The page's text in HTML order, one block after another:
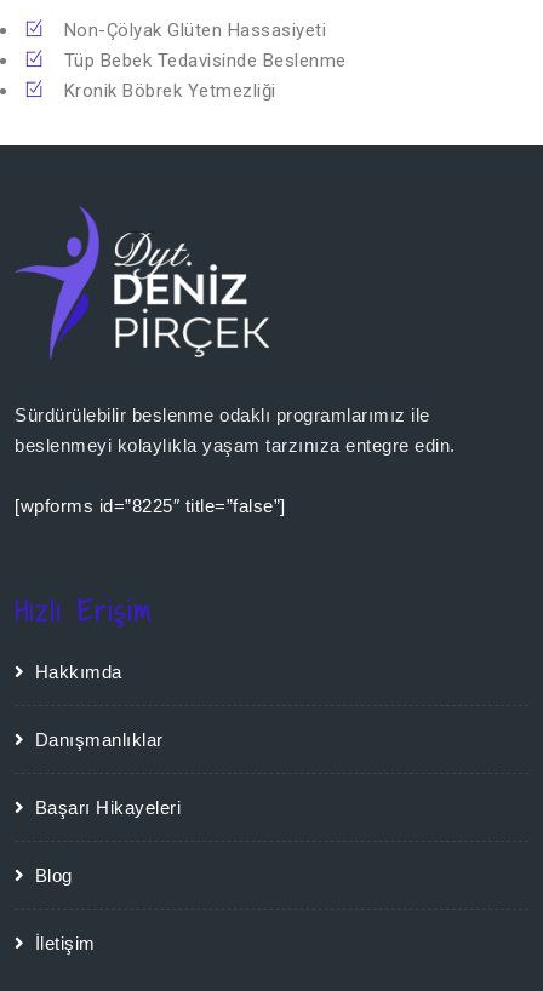
Non-Çölyak Glüten Hassasiyeti
Tüp Bebek Tedavisinde Beslenme
Kronik Böbrek Yetmezliği
Sürdürülebilir beslenme odaklı programlarımız ile
beslenmeyi kolaylıkla yaşam tarzınıza entegre edin.
[wpforms id=”8225″ title=”false”]
Hızlı Erişim
Hakkımda
Danışmanlıklar
Başarı Hikayeleri
Blog
İletişim